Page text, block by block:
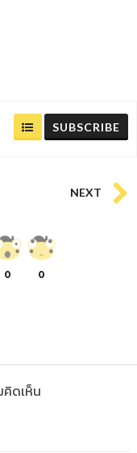
SUBSCRIBE
NEXT
0 0
คิดเห็น